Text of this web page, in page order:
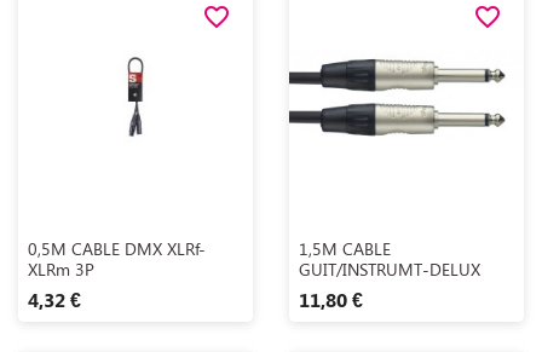
Aperçu rapide
0,5M CABLE DMX XLRf-
XLRm 3P
4,32 €
favorite_border
Aperçu rapide
1,5M CABLE
GUIT/INSTRUMT-DELUX
11,80 €
favorite_border